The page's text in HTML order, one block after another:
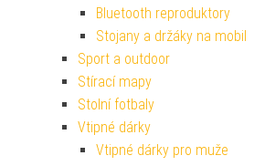
Bluetooth reproduktory
Stojany a držáky na mobil
Sport a outdoor
Stírací mapy
Stolní fotbaly
Vtipné dárky
Vtipné dárky pro muže